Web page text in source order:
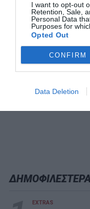
I want to opt-out
Retention, Sale,
Personal Data
Purposes for
Opted Out
CONFIRM
Data Deletion
EXTRAS